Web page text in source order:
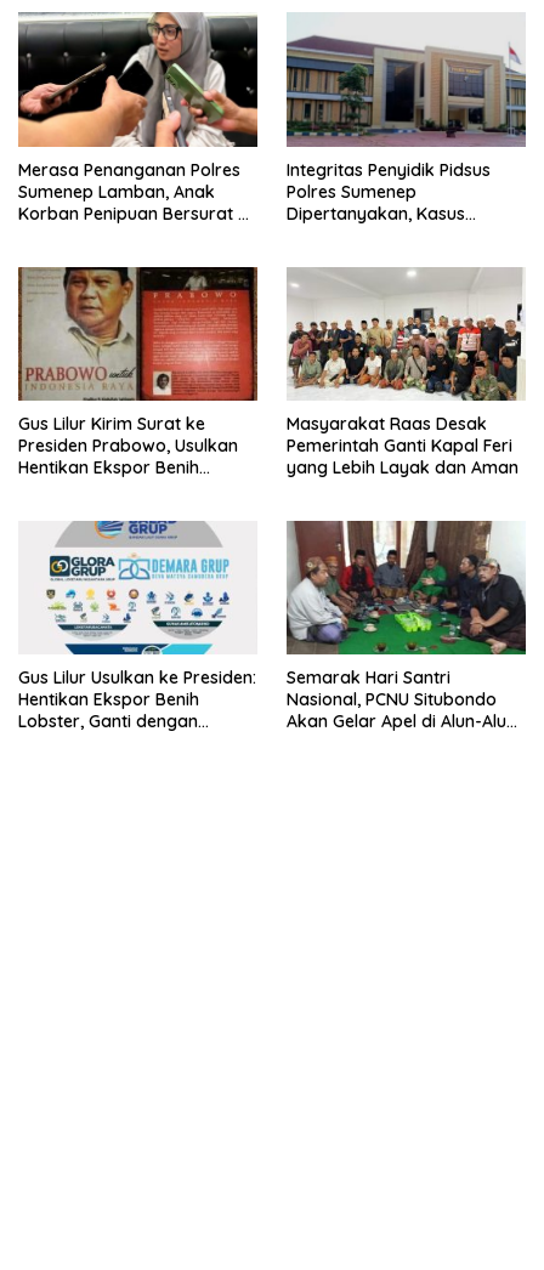
Merasa Penanganan Polres
Sumenep Lamban, Anak
Korban Penipuan Bersurat ke
Integritas Penyidik Pidsus
Polres Sumenep
Dipertanyakan, Kasus
Kepastian
Gus Lilur Kirim Surat ke
Presiden Prabowo, Usulkan
Hentikan Ekspor Benih
Masyarakat Raas Desak
Pemerintah Ganti Kapal Feri
yang Lebih Layak dan Aman
Gus Lilur Usulkan ke Presiden:
Hentikan Ekspor Benih
Lobster, Ganti dengan
Semarak Hari Santri
Nasional, PCNU Situbondo
Akan Gelar Apel di Alun-Alun